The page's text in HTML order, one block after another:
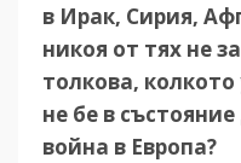
в Ирак, Сирия,
никоя от тях не
толкова,
не бе в
война в Европа?